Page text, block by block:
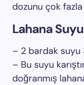
dozunu çok
Lahana Suyu
– 2 bardak suyu
– Bu suyu
doğranmış